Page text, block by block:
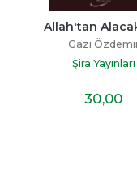
Allah'tan
Gazi
Şira Yayınları
30,00